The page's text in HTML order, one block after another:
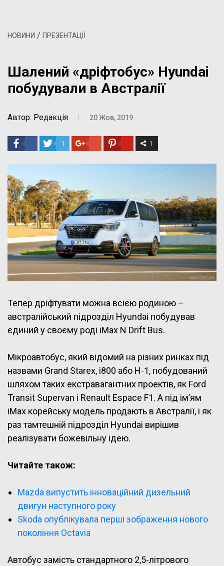
НОВИНИ / ПРЕЗЕНТАЦІЇ
Шалений «дріфтобус» Hyundai
побудували в Австралії
Автор: Редакція | 20 Жов, 2019
1 1
Тепер дріфтувати можна всією родиною –
австралійський підрозділ Hyundai побудував
єдиний у своєму роді iMax N Drift Bus.
Мікроавтобус, який відомий на різних ринках під
назвами Grand Starex, i800 або H-1, побудований
шляхом таких екстравагантних проектів, як Ford
Transit Supervan і Renault Espace F1. А під ім’ям
iMax корейську модель продають в Австралії, і як
раз тамтешній підрозділ Hyundai вирішив
реалізувати божевільну ідею.
Читайте також:
Mazda випустить інноваційний дизельний
двигун наступного року
Skoda опублікувала перші зображення нового
покоління Octavia
Автобус замість стандартного 2,5-літрового